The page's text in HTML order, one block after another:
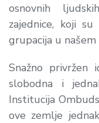
osnovnih
zajednice, koji
grupacija u
Snažno privržen
slobodna i
Institucija
ove zemlje